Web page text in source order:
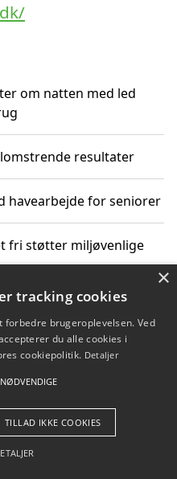
om natten med led
resultater
havearbejde for seniorer
fri støtter miljøvenlige
og naturen
- Pilanto Aps
Betingelser
×
tracking cookies
forbedre brugeroplevelsen. Ved
du alle cookies i
cookiepolitik. Detaljer
TILLAD IKKE COOKIES